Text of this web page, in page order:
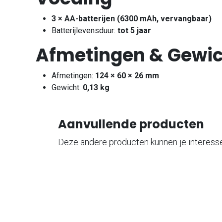
3 × AA-batterijen (6300 mAh, vervangbaar)
Batterijlevensduur: tot 5 jaar
Afmetingen &
Afmetingen: 124 × 60 × 26 mm
Gewicht: 0,13 kg
Aanvullende producten
Deze andere producten kunnen je